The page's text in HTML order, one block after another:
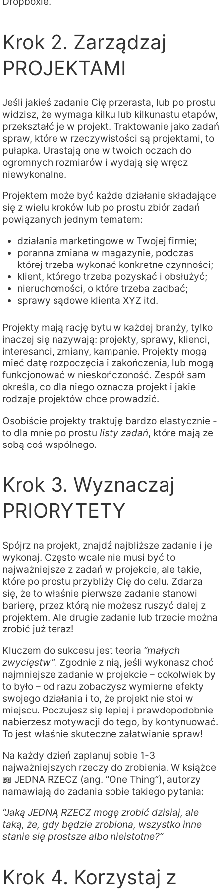
Krok 2. Zarządzaj
PROJEKTAMI
Jeśli jakieś zadanie Cię przerasta, lub po prostu
widzisz, że wymaga kilku lub kilkunastu etapów,
przekształć je w projekt. Traktowanie jako zadań
spraw, które w rzeczywistości są projektami, to
pułapka. Urastają one w twoich oczach do
ogromnych rozmiarów i wydają się wręcz
niewykonalne.
Projektem może być każde działanie składające
się z wielu kroków lub po prostu zbiór zadań
powiązanych jednym tematem:
działania marketingowe w Twojej firmie;
poranna zmiana w magazynie, podczas
której trzeba wykonać konkretne czynności;
klient, którego trzeba pozyskać i obsłużyć;
nieruchomości, o które trzeba zadbać;
sprawy sądowe klienta XYZ itd.
Projekty mają rację bytu w każdej branży, tylko
inaczej się nazywają: projekty, sprawy, klienci,
interesanci, zmiany, kampanie. Projekty mogą
mieć datę rozpoczęcia i zakończenia, lub mogą
funkcjonować w nieskończoność. Zespół sam
określa, co dla niego oznacza projekt i jakie
rodzaje projektów chce prowadzić.
Osobiście projekty traktuję bardzo elastycznie -
to dla mnie po prostu listy zadań, które mają ze
sobą coś wspólnego.
Krok 3. Wyznaczaj
PRIORYTETY
Spójrz na projekt, znajdź najbliższe zadanie i je
wykonaj. Często wcale nie musi być to
najważniejsze z zadań w projekcie, ale takie,
które po prostu przybliży Cię do celu. Zdarza
się, że to właśnie pierwsze zadanie stanowi
barierę, przez którą nie możesz ruszyć dalej z
projektem. Ale drugie zadanie lub trzecie można
zrobić już teraz!
Kluczem do sukcesu jest teoria “małych
zwycięstw”. Zgodnie z nią, jeśli wykonasz choć
najmniejsze zadanie w projekcie – cokolwiek by
to było – od razu zobaczysz wymierne efekty
swojego działania i to, że projekt nie stoi w
miejscu. Poczujesz się lepiej i prawdopodobnie
nabierzesz motywacji do tego, by kontynuować.
To jest właśnie skuteczne załatwianie spraw!
Na każdy dzień zaplanuj sobie 1-3
najważniejszych rzeczy do zrobienia. W książce
📖 JEDNA RZECZ (ang. “One Thing”), autorzy
namawiają do zadania sobie takiego pytania:
“Jaką JEDNĄ RZECZ mogę zrobić dzisiaj, ale
taką, że, gdy będzie zrobiona, wszystko inne
stanie się prostsze albo nieistotne?”
Krok 4. Korzystaj z